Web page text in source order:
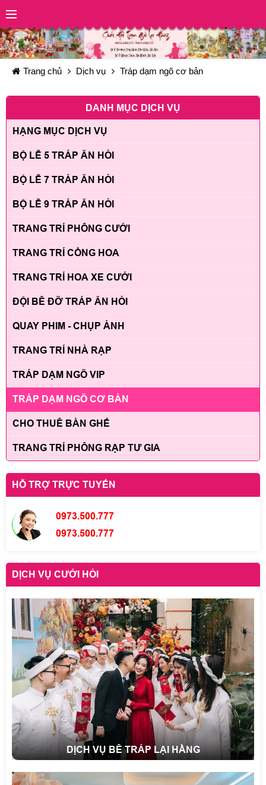
Trang chủ Dịch vụ Tráp dạm ngõ cơ bản
DANH MỤC DỊCH VỤ
HẠNG MỤC DỊCH VỤ
BỘ LỄ 5 TRÁP ĂN HỎI
BỘ LỄ 7 TRÁP ĂN HỎI
BỘ LỄ 9 TRÁP ĂN HỎI
TRANG TRÍ PHÔNG CƯỚI
TRANG TRÍ CỔNG HOA
TRANG TRÍ HOA XE CƯỚI
ĐỘI BÊ ĐỠ TRÁP ĂN HỎI
QUAY PHIM - CHỤP ẢNH
TRANG TRÍ NHÀ RẠP
TRÁP DẠM NGÕ VIP
TRÁP DẠM NGÕ CƠ BẢN
CHO THUÊ BÀN GHẾ
TRANG TRÍ PHÔNG RẠP TƯ GIA
HỖ TRỢ TRỰC TUYẾN
0973.500.777
0973.500.777
DỊCH VỤ CƯỚI HỎI
DỊCH VỤ BÊ TRÁP LẠI HẰNG